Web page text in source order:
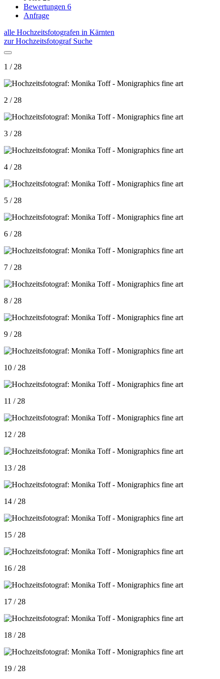
Bewertungen 6
Anfrage
alle Hochzeitsfotografen in Kärnten
zur Hochzeitsfotograf Suche
1 / 28
2 / 28
3 / 28
4 / 28
5 / 28
6 / 28
7 / 28
8 / 28
9 / 28
10 / 28
11 / 28
12 / 28
13 / 28
14 / 28
15 / 28
16 / 28
17 / 28
18 / 28
19 / 28